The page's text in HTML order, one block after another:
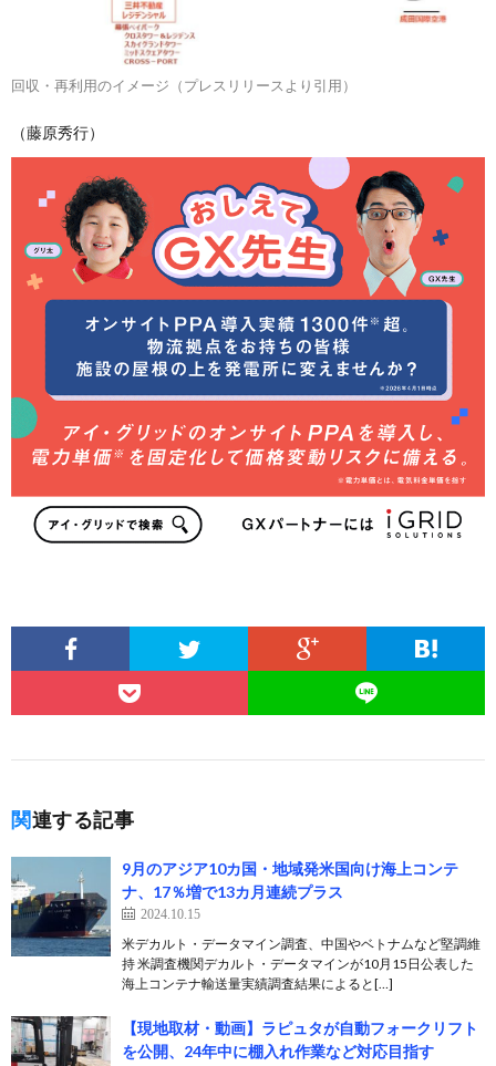
回収・再利用のイメージ（プレスリリースより引用）
（藤原秀行）
関連する記事
9月のアジア10カ国・地域発米国向け海上コンテ
ナ、17％増で13カ月連続プラス
2024.10.15
米デカルト・データマイン調査、中国やベトナムなど堅調維
持 米調査機関デカルト・データマインが10月15日公表した
海上コンテナ輸送量実績調査結果によると[…]
【現地取材・動画】ラピュタが自動フォークリフト
を公開、24年中に棚入れ作業など対応目指す